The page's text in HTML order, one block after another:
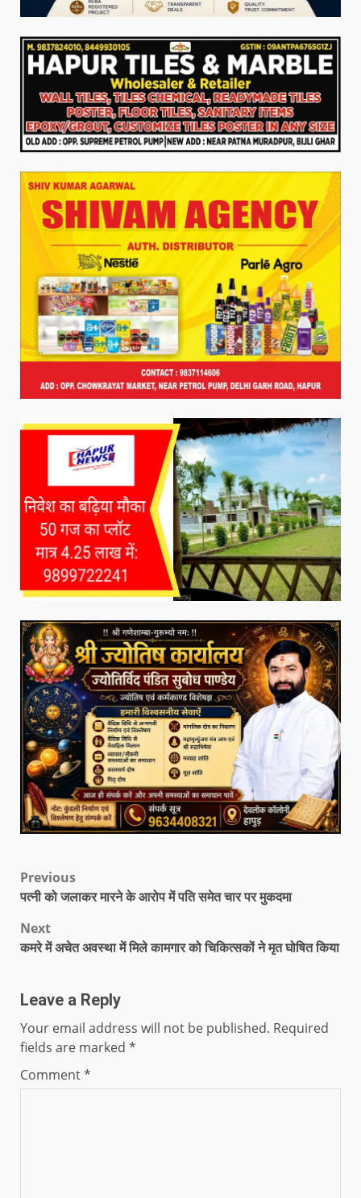
Previous
पत्नी को जलाकर मारने के आरोप में पति समेत चार पर मुकदमा
Next
कमरे में अचेत अवस्था में मिले कामगार को चिकित्सकों ने मृत घोषित किया
Leave a Reply
Your email address will not be published. Required
fields are marked *
Comment*